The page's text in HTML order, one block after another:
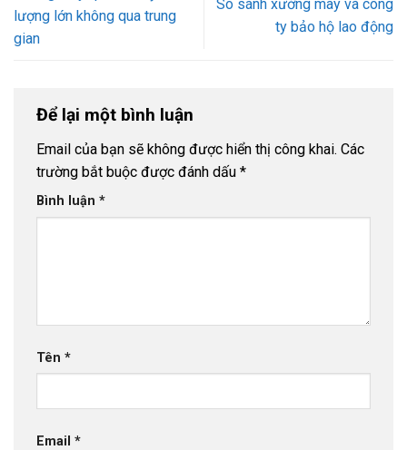
lượng lớn không qua trung
gian
So sánh xưởng may và công
ty bảo hộ lao động
Để lại một bình luận
Email của bạn sẽ không được hiển thị công khai. Các
trường bắt buộc được đánh dấu *
Bình luận *
Tên *
Email *